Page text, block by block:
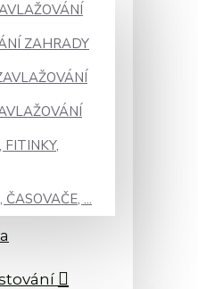
ZAHRADY
FITINKY,
...